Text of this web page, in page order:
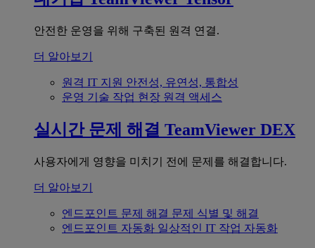
안전한 운영을 위해 구축된 원격 연결.
더 알아보기
원격 IT 지원 안전성, 유연성, 통합성
운영 기술 작업 현장 원격 액세스
실시간 문제 해결 TeamViewer DEX
사용자에게 영향을 미치기 전에 문제를 해결합니다.
더 알아보기
엔드포인트 문제 해결 문제 식별 및 해결
엔드포인트 자동화 일상적인 IT 작업 자동화